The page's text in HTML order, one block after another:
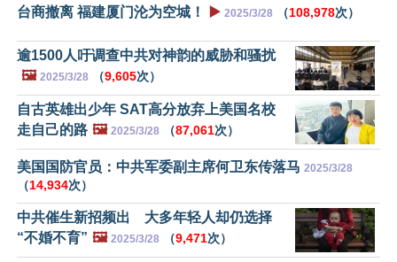
台商撤离 福建厦门沦为空城！ ▶️ 2025/3/28 （108,978次）
逾1500人吁调查中共对神韵的威胁和骚扰
🖼️ 2025/3/28 （9,605次）
自古英雄出少年 SAT高分放弃上美国名校
走自己的路 🖼️ 2025/3/28 （87,061次）
美国国防官员：中共军委副主席何卫东传落马 2025/3/28
（14,934次）
中共催生新招频出 大多年轻人却仍选择
“不婚不育” 🖼️ 2025/3/28 （9,471次）